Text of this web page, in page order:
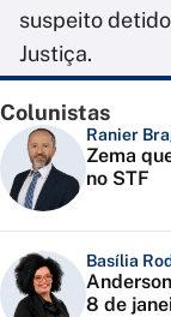
suspeito
Justiça.
Colunistas
Ranier
Zema
no STF
Basília
8 de